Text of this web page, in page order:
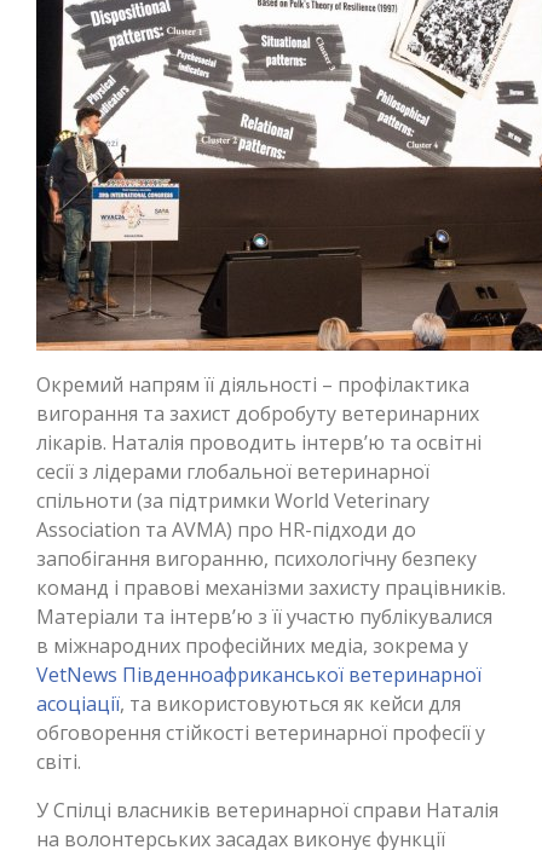
Окремий напрям її діяльності – профілактика
вигорання та захист добробуту ветеринарних
лікарів. Наталія проводить інтерв’ю та освітні
сесії з лідерами глобальної ветеринарної
спільноти (за підтримки World Veterinary
Association та AVMA) про HR-підходи до
запобігання вигоранню, психологічну безпеку
команд і правові механізми захисту працівників.
Матеріали та інтерв’ю з її участю публікувалися
в міжнародних професійних медіа, зокрема у
VetNews Південноафриканської ветеринарної
асоціації, та використовуються як кейси для
обговорення стійкості ветеринарної професії у
світі.
У Спілці власників ветеринарної справи Наталія
на волонтерських засадах виконує функції